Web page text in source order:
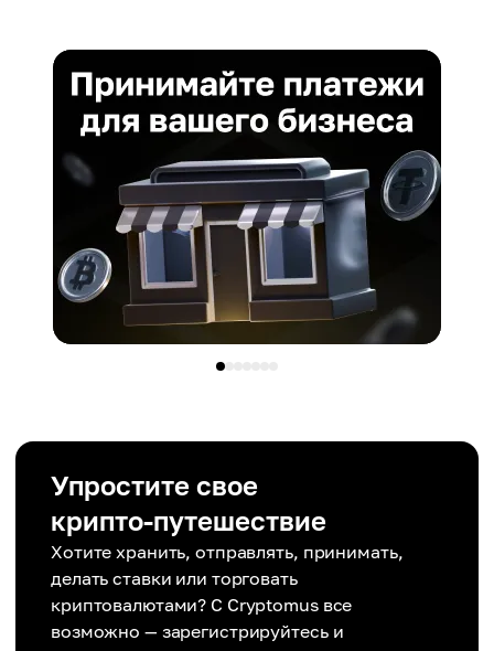
Упростите свое
крипто-путешествие
Хотите хранить, отправлять, принимать,
делать ставки или торговать
криптовалютами? С Cryptomus все
возможно — зарегистрируйтесь и